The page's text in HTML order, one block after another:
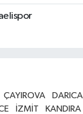
ÇAYIROVA DARICA
İZMİT KANDIRA